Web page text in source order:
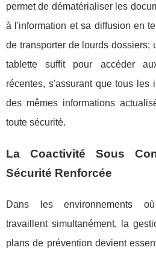
permet de dématérialiser les
à l'information et sa diffusion en
de transporter de lourds dossiers;
tablette suffit pour accéder
récentes, s'assurant que tous les
des mêmes informations
toute sécurité.
La Coactivité Sous
Sécurité Renforcée
Dans les environnements
travaillent simultanément, la
plans de prévention devient